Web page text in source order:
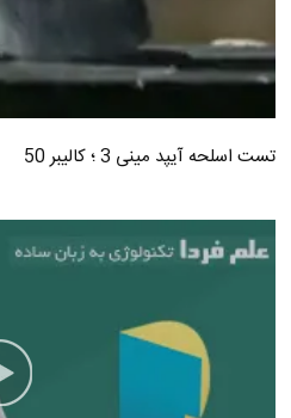
تست اسلحه آیپد مینی 3 ؛ کالیبر 50